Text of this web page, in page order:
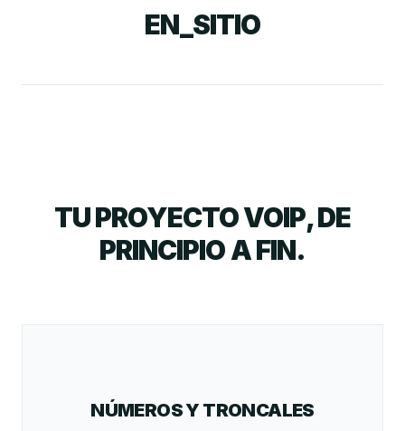
EN_SITIO
TU PROYECTO VOIP, DE
PRINCIPIO A FIN.
NÚMEROS Y TRONCALES